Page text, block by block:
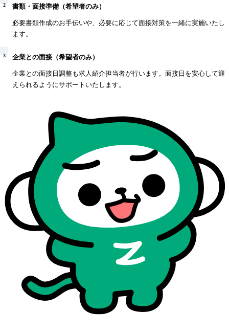
2 書類・面接準備（希望者のみ）
必要書類作成のお手伝いや、必要に応じて面接対策を一緒に実施いたし
ます。
3 企業との面接（希望者のみ）
企業との面接日調整も求人紹介担当者が行います。面接日を安心して迎
えられるようにサポートいたします。